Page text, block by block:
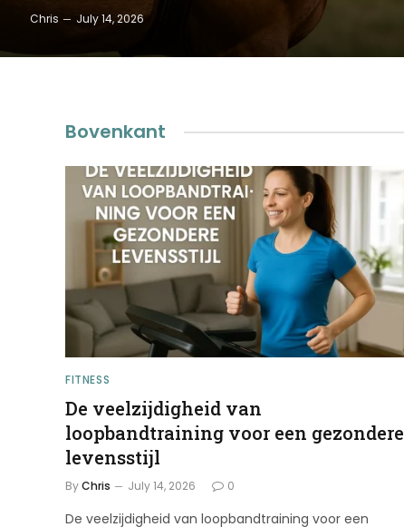
Chris July 14, 2026
Bovenkant
FITNESS
De veelzijdigheid van
loopbandtraining voor een gezondere
levensstijl
ByChris July 14, 2026 0
De veelzijdigheid van loopbandtraining voor een